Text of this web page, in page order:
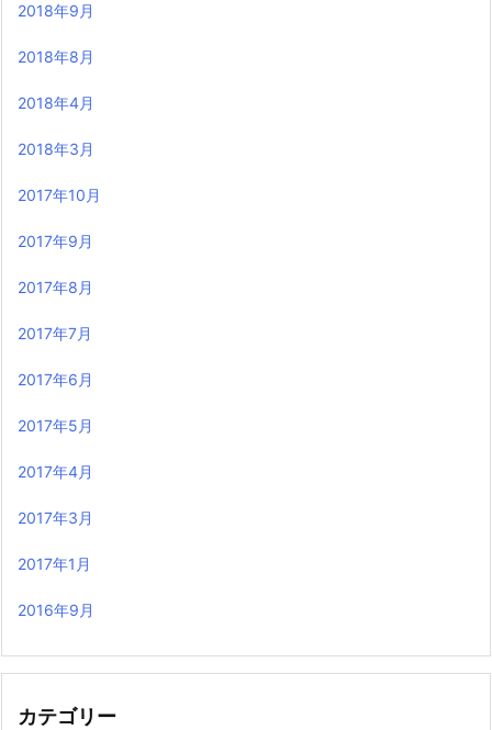
2018年9月
2018年8月
2018年4月
2018年3月
2017年10月
2017年9月
2017年8月
2017年7月
2017年6月
2017年5月
2017年4月
2017年3月
2017年1月
2016年9月
カテゴリー